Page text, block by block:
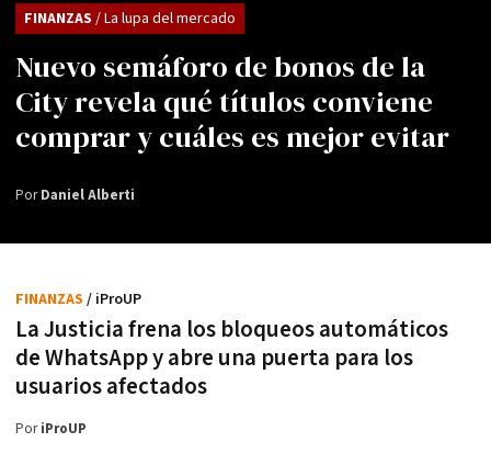
Nuevo semáforo de bonos de la
City revela qué títulos conviene
comprar y cuáles es mejor evitar
FINANZAS / La lupa del mercado
PorDaniel Alberti
La Justicia frena los bloqueos automáticos
de WhatsApp y abre una puerta para los
usuarios afectados
FINANZAS / iProUP
PoriProUP